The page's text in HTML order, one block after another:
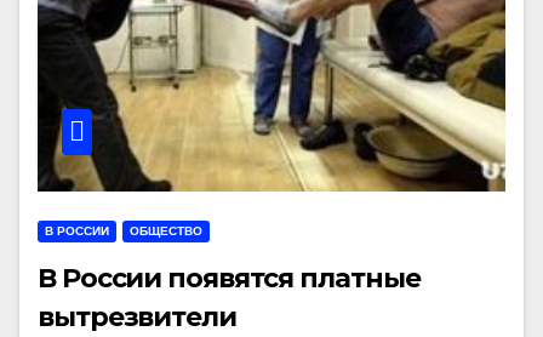
В РОССИИ ОБЩЕСТВО
В России появятся платные
вытрезвители